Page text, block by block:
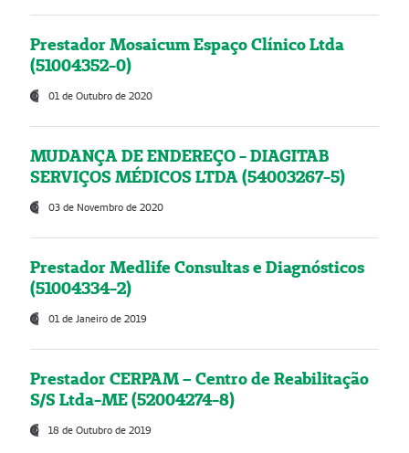
Prestador Mosaicum Espaço Clínico Ltda
(51004352-0)
01 de Outubro de 2020
MUDANÇA DE ENDEREÇO - DIAGITAB
SERVIÇOS MÉDICOS LTDA (54003267-5)
03 de Novembro de 2020
Prestador Medlife Consultas e Diagnósticos
(51004334-2)
01 de Janeiro de 2019
Prestador CERPAM – Centro de Reabilitação
S/S Ltda-ME (52004274-8)
18 de Outubro de 2019